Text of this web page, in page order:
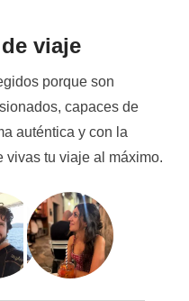
viaje
porque son
capaces de
auténtica y con la
vivas tu viaje al máximo.